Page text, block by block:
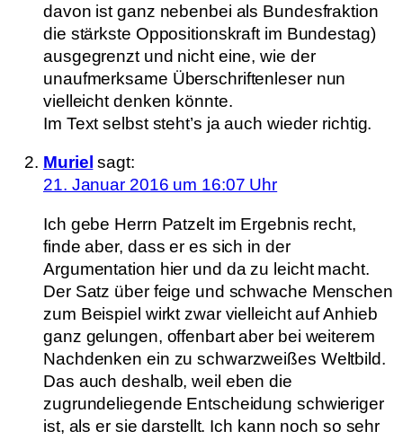
davon ist ganz nebenbei als Bundesfraktion
die stärkste Oppositionskraft im Bundestag)
ausgegrenzt und nicht eine, wie der
unaufmerksame Überschriftenleser nun
vielleicht denken könnte.
Im Text selbst steht’s ja auch wieder richtig.
Muriel sagt:
21. Januar 2016 um 16:07 Uhr
Ich gebe Herrn Patzelt im Ergebnis recht,
finde aber, dass er es sich in der
Argumentation hier und da zu leicht macht.
Der Satz über feige und schwache Menschen
zum Beispiel wirkt zwar vielleicht auf Anhieb
ganz gelungen, offenbart aber bei weiterem
Nachdenken ein zu schwarzweißes Weltbild.
Das auch deshalb, weil eben die
zugrundeliegende Entscheidung schwieriger
ist, als er sie darstellt. Ich kann noch so sehr